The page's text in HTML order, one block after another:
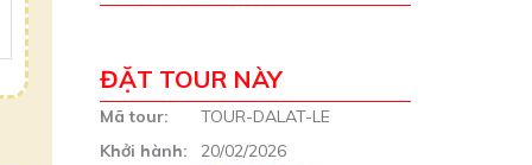
ĐẶT TOUR NÀY
Mã tour:
TOUR-DALAT-LE
Khởi hành:
20/02/2026